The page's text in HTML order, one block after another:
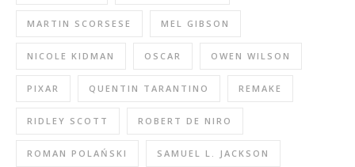
MARTIN SCORSESE MEL GIBSON
NICOLE KIDMAN OSCAR OWEN WILSON
PIXAR QUENTIN TARANTINO REMAKE
RIDLEY SCOTT ROBERT DE NIRO
ROMAN POLAŃSKI SAMUEL L. JACKSON